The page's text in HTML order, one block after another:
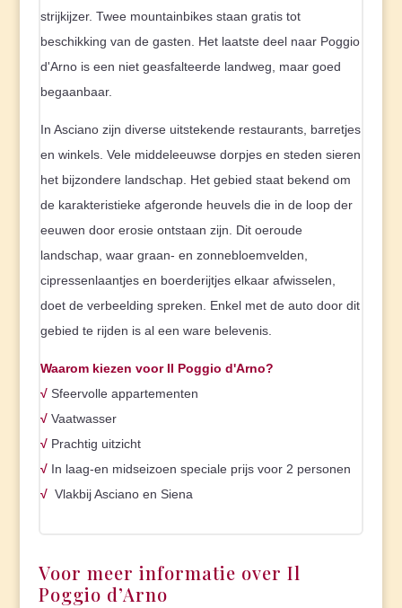
strijkijzer. Twee mountainbikes staan gratis tot
beschikking van de gasten. Het laatste deel naar Poggio
d'Arno is een niet geasfalteerde landweg, maar goed
begaanbaar.
In Asciano zijn diverse uitstekende restaurants, barretjes
en winkels. Vele middeleeuwse dorpjes en steden sieren
het bijzondere landschap. Het gebied staat bekend om
de karakteristieke afgeronde heuvels die in de loop der
eeuwen door erosie ontstaan zijn. Dit oeroude
landschap, waar graan- en zonnebloemvelden,
cipressenlaantjes en boerderijtjes elkaar afwisselen,
doet de verbeelding spreken. Enkel met de auto door dit
gebied te rijden is al een ware belevenis.
Waarom kiezen voor Il Poggio d'Arno?
√ Sfeervolle appartementen
√ Vaatwasser
√ Prachtig uitzicht
√In laag-en midseizoen speciale prijs voor 2 personen
√Vlakbij Asciano en Siena
Voor meer informatie over Il
Poggio d’Arno